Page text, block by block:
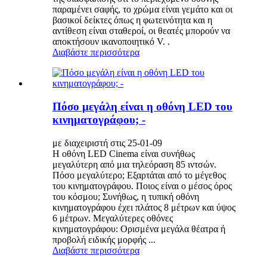
παραμένει σαφής, το χρώμα είναι γεμάτο και οι
βασικοί δείκτες όπως η φωτεινότητα και η
αντίθεση είναι σταθεροί, οι θεατές μπορούν να
αποκτήσουν ικανοποιητικό V. .
Διαβάστε περισσότερα
Πόσο μεγάλη είναι η οθόνη LED του
κινηματογράφου; -
με διαχειριστή στις 25-01-09
Η οθόνη LED Cinema είναι συνήθως
μεγαλύτερη από μια τηλεόραση 85 ιντσών.
Πόσο μεγαλύτερο; Εξαρτάται από το μέγεθος
του κινηματογράφου. Ποιος είναι ο μέσος όρος
του κόσμου; Συνήθως, η τυπική οθόνη
κινηματογράφου έχει πλάτος 8 μέτρων και ύψος
6 μέτρων. Μεγαλύτερες οθόνες
κινηματογράφου: Ορισμένα μεγάλα θέατρα ή
προβολή ειδικής μορφής ...
Διαβάστε περισσότερα